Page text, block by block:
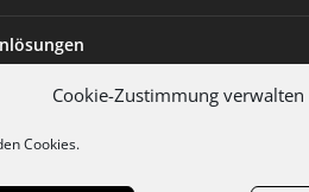
Cookie-Zustimmung verwalten
Cookies.